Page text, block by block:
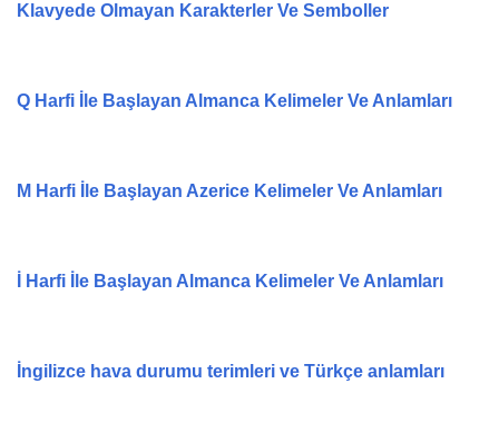
Klavyede Olmayan Karakterler Ve Semboller
Q Harfi İle Başlayan Almanca Kelimeler Ve Anlamları
M Harfi İle Başlayan Azerice Kelimeler Ve Anlamları
İ Harfi İle Başlayan Almanca Kelimeler Ve Anlamları
İngilizce hava durumu terimleri ve Türkçe anlamları